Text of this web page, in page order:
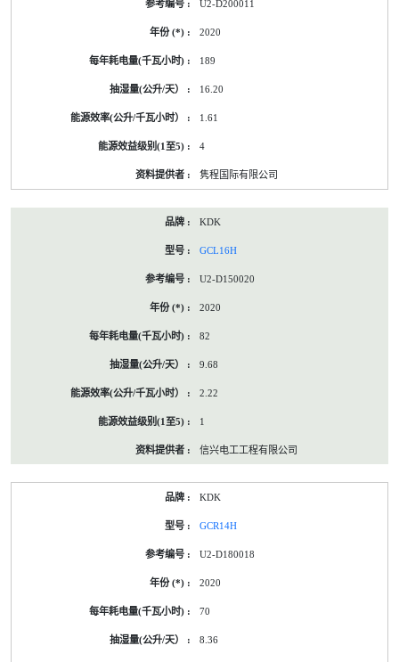
U2-D200011
2020
189
16.20
1.61
4
隽程国际有限公司
KDK
GCL16H
U2-D150020
2020
82
9.68
2.22
1
信兴电工工程有限公司
KDK
GCR14H
U2-D180018
2020
70
8.36